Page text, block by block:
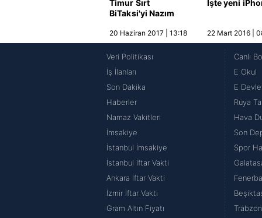
mevzuata uygun olarak
Timur Sırt
BiTaksi'yi Nazım
Canko ile konuştu
20 Haziran 2017 | 13:18
İşte yeni
22 Mart 2016 |
Veri Politikası
İş İlanları
Son Dakika
Haberler
Namaz Vakitleri
İmsakiye
İstanbul İmsakiye
İstanbul İftar Vakti
Ankara İftar Vakti
İzmir İftar Vakti
Gram Altın Fiyatı
Canlı
E Okul
E
Rüya
Hava
Son
Spor